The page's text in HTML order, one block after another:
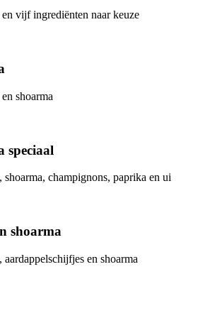
vijf ingrediënten naar keuze
shoarma
speciaal
shoarma, champignons, paprika en ui
shoarma
aardappelschijfjes en shoarma